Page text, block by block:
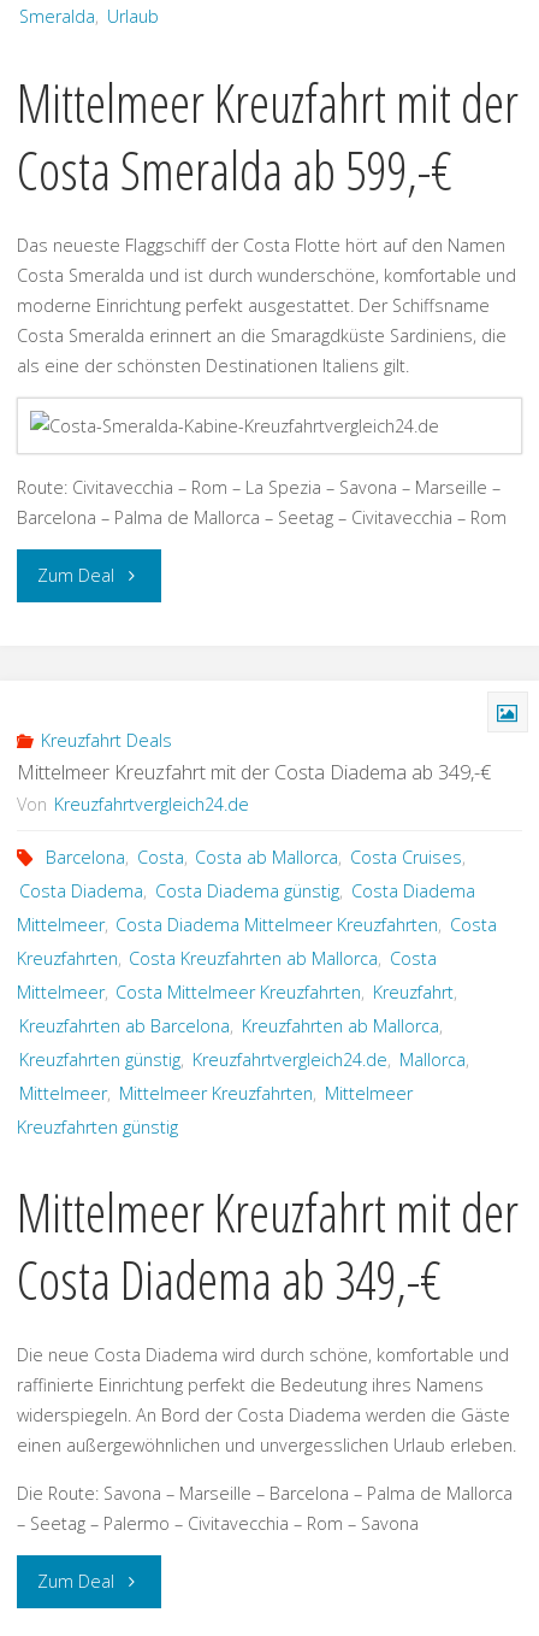
Smeralda, Urlaub
Mittelmeer Kreuzfahrt mit der
Costa Smeralda ab 599,-€
Das neueste Flaggschiff der Costa Flotte hört auf den Namen
Costa Smeralda und ist durch wunderschöne, komfortable und
moderne Einrichtung perfekt ausgestattet. Der Schiffsname
Costa Smeralda erinnert an die Smaragdküste Sardiniens, die
als eine der schönsten Destinationen Italiens gilt.
Route: Civitavecchia – Rom – La Spezia – Savona – Marseille –
Barcelona – Palma de Mallorca – Seetag – Civitavecchia – Rom
Zum Deal„Mittelmeer
der
Costa
ab
599,-
€“
Kreuzfahrt Deals
Mittelmeer Kreuzfahrt mit der Costa Diadema ab 349,-€
Von Kreuzfahrtvergleich24.de
Barcelona, Costa, Costa ab Mallorca, Costa Cruises,
Costa Diadema, Costa Diadema günstig, Costa Diadema
Mittelmeer, Costa Diadema Mittelmeer Kreuzfahrten, Costa
Kreuzfahrten, Costa Kreuzfahrten ab Mallorca, Costa
Mittelmeer, Costa Mittelmeer Kreuzfahrten, Kreuzfahrt,
Kreuzfahrten ab Barcelona, Kreuzfahrten ab Mallorca,
Kreuzfahrten günstig, Kreuzfahrtvergleich24.de, Mallorca,
Mittelmeer, Mittelmeer Kreuzfahrten, Mittelmeer
Kreuzfahrten günstig
Mittelmeer Kreuzfahrt mit der
Costa Diadema ab 349,-€
Die neue Costa Diadema wird durch schöne, komfortable und
raffinierte Einrichtung perfekt die Bedeutung ihres Namens
widerspiegeln. An Bord der Costa Diadema werden die Gäste
einen außergewöhnlichen und unvergesslichen Urlaub erleben.
Die Route: Savona – Marseille – Barcelona – Palma de Mallorca
– Seetag – Palermo – Civitavecchia – Rom – Savona
Zum Deal„Mittelmeer